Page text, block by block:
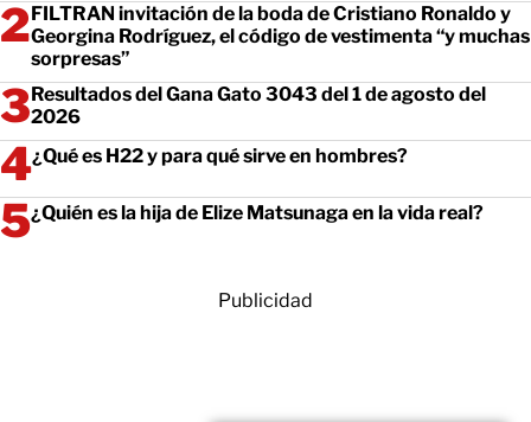
FILTRAN invitación de la boda de Cristiano Ronaldo y
Georgina Rodríguez, el código de vestimenta “y muchas
sorpresas”
Resultados del Gana Gato 3043 del 1 de agosto del
2026
¿Qué es H22 y para qué sirve en hombres?
¿Quién es la hija de Elize Matsunaga en la vida real?
Publicidad